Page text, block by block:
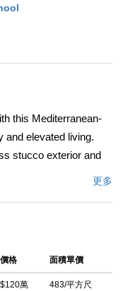
this Mediterranean-
and elevated living.
stucco exterior and
friends or quiet
offering a private
the perfect sanctuary
更多
價格 面積單價
$120萬 483/平方尺